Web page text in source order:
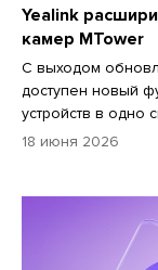
Yealink
камер MTower
С выходом
доступен новый
устройств в
18 июня 2026